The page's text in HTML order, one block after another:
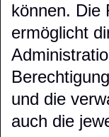
können. Die
ermöglicht
und die
auch die